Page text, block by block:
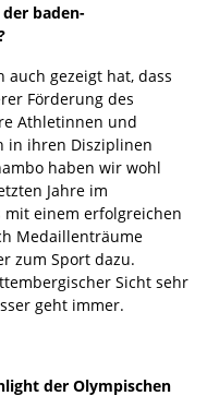
baden-
gezeigt hat, dass
Förderung des
Athletinnen und
in ihren Disziplinen
haben wir wohl
Jahre im
einem erfolgreichen
Medaillenträume
zum Sport dazu.
Sicht sehr
geht immer.
der Olympischen